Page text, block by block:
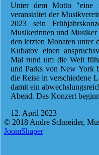
Unter dem Motto "eine
veranstaltet der
2023 sein
Musikerinnen und Musiker
den letzten Monaten unter
Kubatov einen
Mal rund um die Welt
und Parks von New York
die Reise in verschiedene
damit ein
Abend. Das Konzert
12. April 2023
© 2018 Andre Schneider,
JoomShaper